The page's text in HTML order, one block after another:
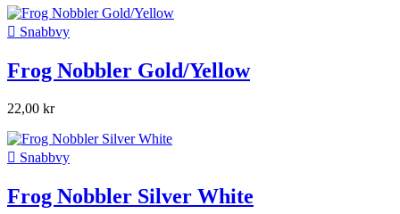
 Snabbvy
Frog Nobbler Gold/Yellow
22,00 kr
 Snabbvy
Frog Nobbler Silver White